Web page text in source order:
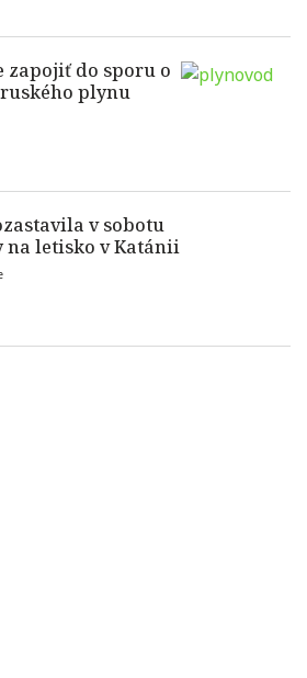
zapojiť do sporu o
plynu
v sobotu
letisko v Katánii